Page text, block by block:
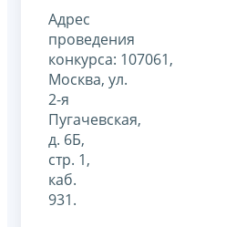
Адрес
проведения
конкурса: 107061,
Москва, ул.
2-я
Пугачевская,
д. 6Б,
стр. 1,
каб.
931.